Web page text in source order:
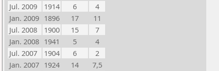
Jul. 2009
1914 6
4
Jan. 2009 1896 17
11
Jul. 2008
1900 15
7
Jan. 2008 1941 5
4
Jul. 2007
1904 6
2
Jan. 2007 1924 14
7,5